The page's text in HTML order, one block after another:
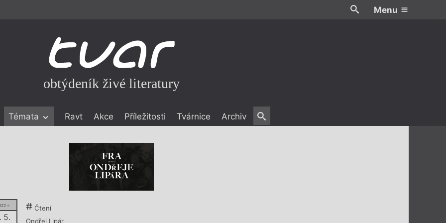
Menu
obtýdeník živé literatury
Témata Ravt Akce Příležitosti Tvárnice Archiv
=
5.
Čtení
Ondřej Lipár